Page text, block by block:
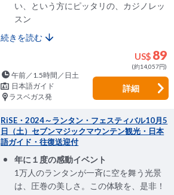
い、という方にピッタリの、カジノレッ
スン
続きを読む
US$ 89
(約14,057円)
午前／1.5時間／日土
日本語ガイド
ラスベガス発
詳細
RiSE・2024～ランタン・フェスティバル10月5
日（土）セブンマジックマウンテン観光・日本
語ガイド・往復送迎付
年に１度の感動イベント
1万人のランタンが一斉に空を舞う光景
は、圧巻の美しさ。この体験を、是非！